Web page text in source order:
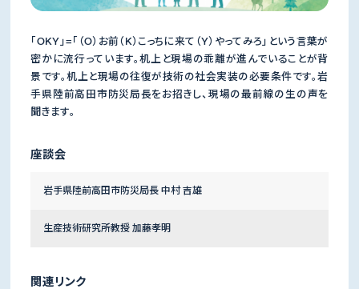
「OKY」=「（O）お前（K）こっちに来て（Y）やってみろ」という言葉が
密かに流行っています。机上と現場の乖離が進んでいることが背
景です。机上と現場の往復が技術の社会実装の必要条件です。岩
手県陸前高田市防災局長をお招きし、現場の最前線の生の声を
聞きます。
座談会
岩手県陸前高田市防災局長 中村 吉雄
生産技術研究所教授 加藤孝明
関連リンク